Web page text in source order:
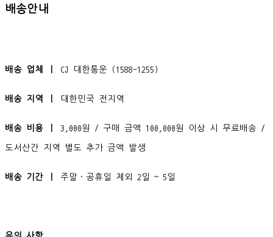
배송안내
배송 업체 ㅣ CJ 대한통운 (1588-1255)
배송 지역 ㅣ 대한민국 전지역
배송 비용 ㅣ 3,000원 / 구매 금액 100,000원 이상 시 무료배송 /
도서산간 지역 별도 추가 금액 발생
배송 기간 ㅣ 주말·공휴일 제외 2일 ~ 5일